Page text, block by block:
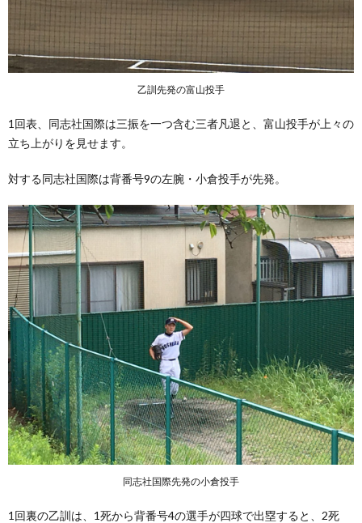
乙訓先発の富山投手
1回表、同志社国際は三振を一つ含む三者凡退と、富山投手が上々の
立ち上がりを見せます。
対する同志社国際は背番号9の左腕・小倉投手が先発。
同志社国際先発の小倉投手
1回裏の乙訓は、1死から背番号4の選手が四球で出塁すると、2死